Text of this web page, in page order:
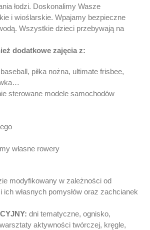
łodzi. Doskonalimy Wasze
i wioślarskie. Wpajamy bezpieczne
Wszystkie dzieci przebywają na
dodatkowe zajęcia z:
piłka nożna, ultimate frisbee,
sterowane modele samochodów
własne rowery
modyfikowany w zależności od
ich własnych pomysłów oraz zachcianek
dni tematyczne, ognisko,
aktywności twórczej, kręgle,